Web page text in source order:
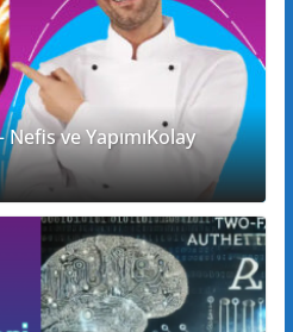
ve YapımıKolay